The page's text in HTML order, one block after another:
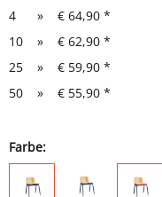
4
» € 64,90 *
10
» € 62,90 *
25
» € 59,90 *
50
» € 55,90 *
Farbe: